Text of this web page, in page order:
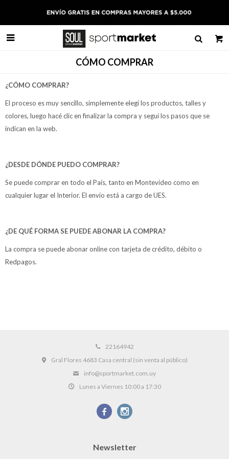

CÓMO COMPRAR
¿CÓMO COMPRAR?
El proceso es muy sencillo, simplemente elegí los productos, talles y
colores, luego hacé clic en finalizar la compra y seguí los pasos que se
indican en la web.
¿DESDE DÓNDE PUEDO COMPRAR?
Se puede comprar en todo el País, tanto en Montevideo como en
cualquier lugar el Interior. El envío está a cargo de UES.
¿DE QUÉ FORMA SE PUEDE ABONAR LA COMPRA?
La compra se puede abonar online con tarjeta de crédito, débito o
Redpagos.
22164942
Gral Flores 4683 Casa central (sin venta al público)
info@sportmarket.com.uy
Lunes a Viernes 10:00 a 17:30
 
Newsletter